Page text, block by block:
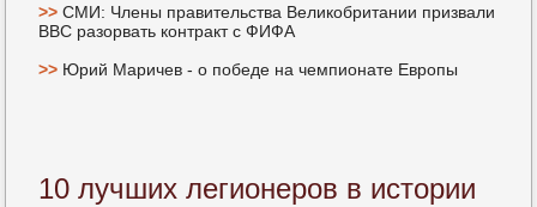
>>СМИ: Члены правительства Великобритании призвали
BBC разорвать контракт с ФИФА
>> Юрий Маричев - о победе на чемпионате Европы
10 лучших легионеров в истории